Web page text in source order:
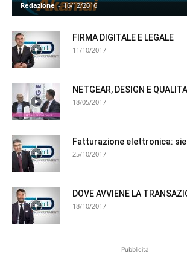
Redazione - 16/12/2016
FIRMA DIGITALE E LEGALE
11/10/2017
NETGEAR, DESIGN E
18/05/2017
Fatturazione elettronica:
25/10/2017
DOVE AVVIENE LA
18/10/2017
Pubblicità